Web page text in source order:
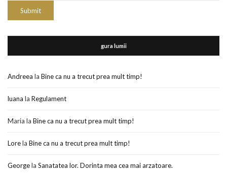
gura lumii
Andreea la Bine ca nu a trecut prea mult timp!
luana la Regulament
Maria la Bine ca nu a trecut prea mult timp!
Lorela Bine ca nu a trecut prea mult timp!
Georgela Sanatatea lor. Dorinta mea cea mai arzatoare.